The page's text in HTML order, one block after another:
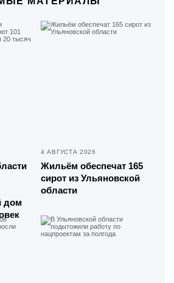
дом
4 АВГУСТА 2026
Жильём обеспечат 165
сирот из Ульяновской
области